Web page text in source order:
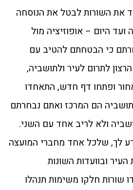
את השורות לבטל את הנוסחה
היום – אופוזיציה מול
כי הבטחתם להטיב עם
לתרום לעיר ולתושביה,
ופתחו דף חדש, התאחדו
הם המרכז ואתם נבחרתם
ולא לריב אחד עם השני.
לך, שלכל אחד מחברי המועצה
ובוועדות השונות
שורות חלקו משימות תנהלו